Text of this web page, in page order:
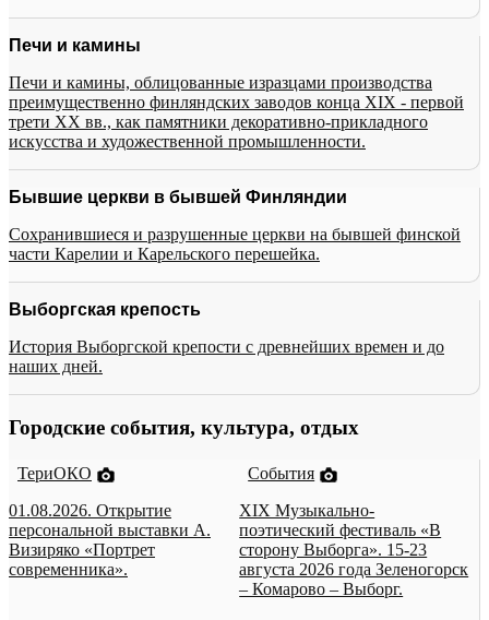
Печи и камины
Печи и камины, облицованные изразцами производства
преимущественно финляндских заводов конца XIX - первой
трети XX вв., как памятники декоративно-прикладного
искусства и художественной промышленности.
Бывшие церкви в бывшей Финляндии
Сохранившиеся и разрушенные церкви на бывшей финской
части Карелии и Карельского перешейка.
Выборгская крепость
История Выборгской крепости с древнейших времен и до
наших дней.
Городские события, культура, отдых
ТериОКО
01.08.2026. Открытие
персональной выставки А.
Визиряко «Портрет
современника».
События
XIX Музыкально-
поэтический фестиваль «В
сторону Выборга». 15-23
августа 2026 года Зеленогорск
– Комарово – Выборг.